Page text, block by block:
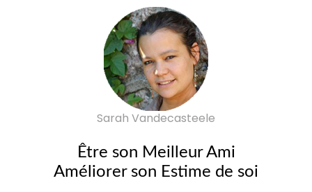
Sarah Vandecasteele
Être son Meilleur Ami
Améliorer son Estime de soi